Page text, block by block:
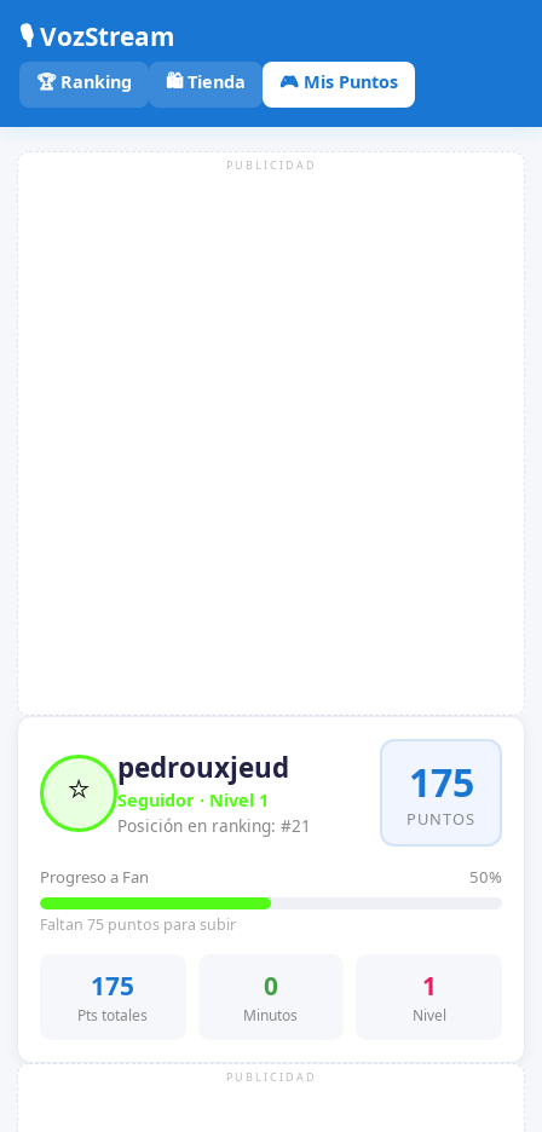
🎙️ VozStream
🏆 Ranking 🛍️ Tienda 🎮 Mis Puntos
PUBLICIDAD
⭐ pedrouxjeud
Seguidor · Nivel 1
Posición en ranking: #21
175
PUNTOS
Progreso a Fan 50%
Faltan 75 puntos para subir
175
Pts totales
0
Minutos
1
Nivel
PUBLICIDAD